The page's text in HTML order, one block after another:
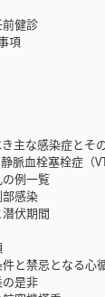
健診
項
主な感染症とそ
脈血栓塞栓症（
例一覧
感染
伏期間
と禁忌となる心
是非